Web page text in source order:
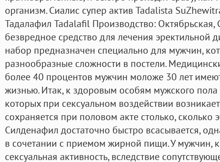
организм. Сиалис супер актив Tadalista
Тадалафил Tadalafil Производство: Октябрьская,
безвредное средство для лечения эректильной
набор предназначен специально для мужчин,
разнообразные сложности в постели.
более 40 процентов мужчин моложе 30 лет
жизнью. Итак, к здоровым особям мужского пола
которых при сексуальном воздействии
сохраняется при половом акте столько,
Силденафил достаточно быстро всасывается,
в сочетании с приемом жирной пищи. У мужчин,
сексуальная активность, вследствие